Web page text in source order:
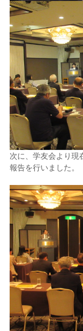
次に、学友会より現
報告を行いました。